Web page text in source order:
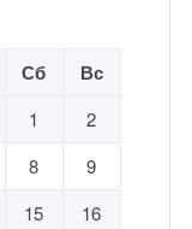
Сб Вс
1
2
8 9
15
16